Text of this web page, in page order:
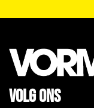
VOLG ONS